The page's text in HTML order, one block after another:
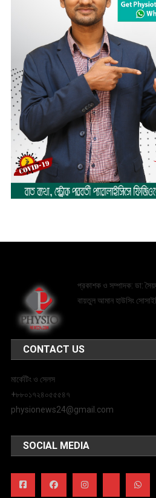
প্রকাশক ও সম্পাদক: ডা:
বায়তুল আমান হাউসিং
CONTACT US
মার্কেটিং ও সেলস
+৮৮০১৭২৪০৫৫৫৪৭
physionews24@gmail.com
SOCIAL MEDIA